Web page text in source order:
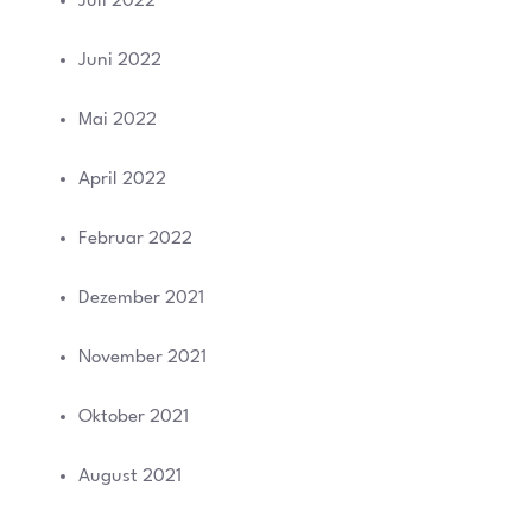
Juni 2022
Mai 2022
April 2022
Februar 2022
Dezember 2021
November 2021
Oktober 2021
August 2021